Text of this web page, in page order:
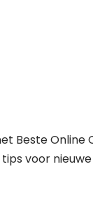
Beste Online
tips voor